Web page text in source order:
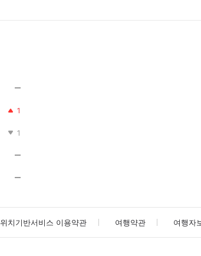
1
1
위치기반서비스 이용약관 여행약관 여행자